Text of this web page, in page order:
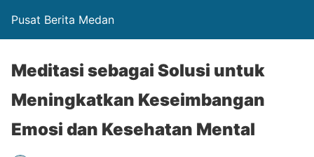
Pusat Berita Medan
Meditasi sebagai Solusi untuk
Meningkatkan Keseimbangan
Emosi dan Kesehatan Mental